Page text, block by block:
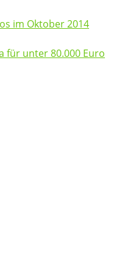
im Oktober 2014
für unter 80.000 Euro